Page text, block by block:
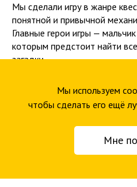
Мы сделали игру в жанре
понятной и привычной
Главные герои игры —
которым предстоит найти
загадки.
разрабатываем
Мы используем
чтобы сделать его ещё
Мне